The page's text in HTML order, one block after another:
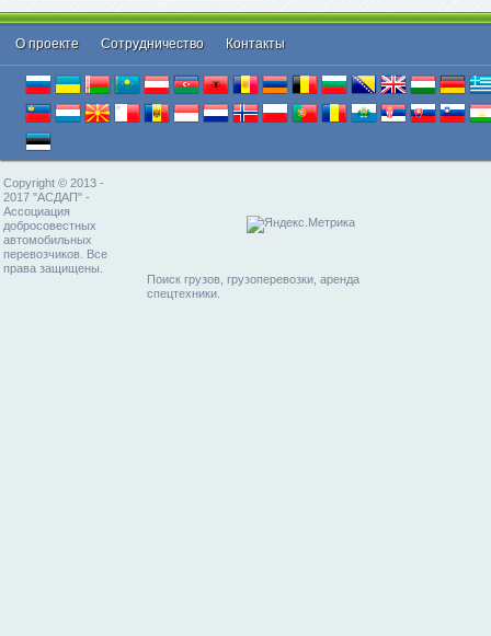
О проекте Cотрудничество Контакты
Copyright © 2013 -
2017 "АСДАП" -
Ассоциация
добросовестных
автомобильных
перевозчиков. Все
права защищены.
Поиск грузов, грузоперевозки, аренда
спецтехники.